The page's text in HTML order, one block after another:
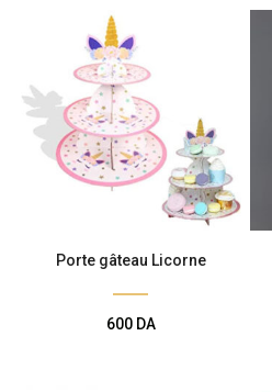
Porte gâteau Licorne
600 DA